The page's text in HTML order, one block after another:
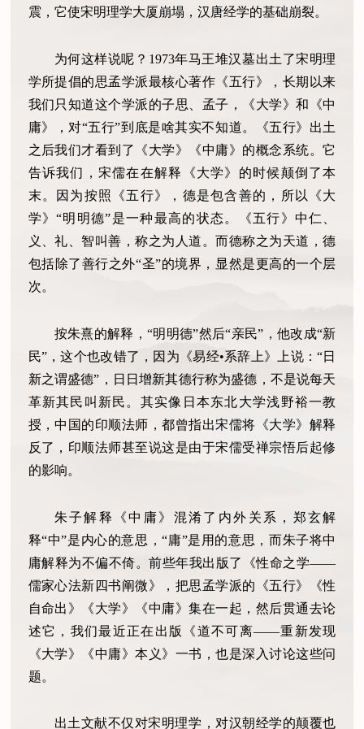
震，它使宋明理学大厦崩塌，汉唐经学的基础崩裂。
为何这样说呢？1973年马王堆汉墓出土了宋明理
学所提倡的思孟学派最核心著作《五行》，长期以来
我们只知道这个学派的子思、孟子，《大学》和《中
庸》，对“五行”到底是啥其实不知道。《五行》出土
之后我们才看到了《大学》《中庸》的概念系统。它
告诉我们，宋儒在在解释《大学》的时候颠倒了本
末。因为按照《五行》，德是包含善的，所以《大
学》“明明德”是一种最高的状态。《五行》中仁、
义、礼、智叫善，称之为人道。而德称之为天道，德
包括除了善行之外“圣”的境界，显然是更高的一个层
次。
按朱熹的解释，“明明德”然后“亲民”，他改成“新
民”，这个也改错了，因为《易经•系辞上》上说：“日
新之谓盛德”，日日增新其德行称为盛德，不是说每天
革新其民叫新民。其实像日本东北大学浅野裕一教
授，中国的印顺法师，都曾指出宋儒将《大学》解释
反了，印顺法师甚至说这是由于宋儒受禅宗悟后起修
的影响。
朱子解释《中庸》混淆了内外关系，郑玄解
释“中”是内心的意思，“庸”是用的意思，而朱子将中
庸解释为不偏不倚。前些年我出版了《性命之学——
儒家心法新四书阐微》，把思孟学派的《五行》《性
自命出》《大学》《中庸》集在一起，然后贯通去论
述它，我们最近正在出版《道不可离——重新发现
《大学》《中庸》本义》一书，也是深入讨论这些问
题。
出土文献不仅对宋明理学，对汉朝经学的颠覆也